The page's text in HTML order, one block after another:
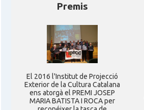
Premis
El 2016 l'Institut de Projecció
Exterior de la Cultura Catalana
ens atorgà el PREMI JOSEP
MARIA BATISTA I ROCA per